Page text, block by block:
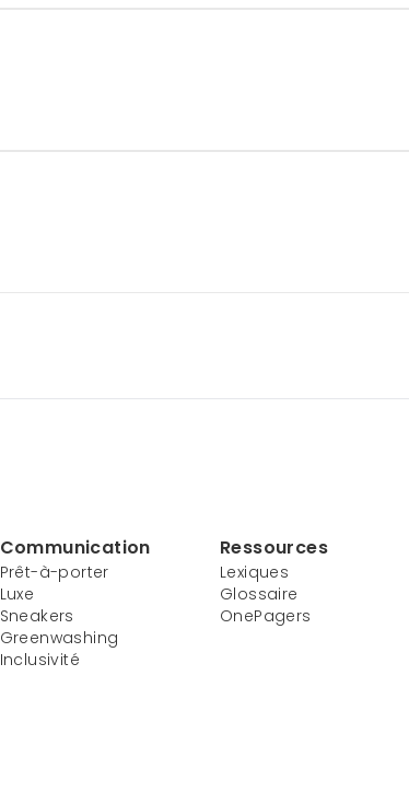
Communication
Prêt-à-porter
Luxe
Sneakers
Greenwashing
Inclusivité
Ressources
Lexiques
Glossaire
OnePagers